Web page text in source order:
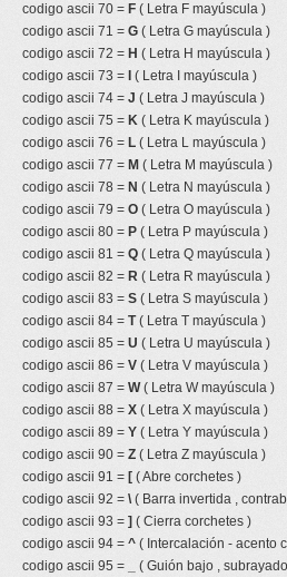
codigo ascii 70 = F ( Letra F mayúscula )
codigo ascii 71 = G ( Letra G mayúscula )
codigo ascii 72 = H ( Letra H mayúscula )
codigo ascii 73 =
( Letra I mayúscula )
codigo ascii 74 = J ( Letra J mayúscula )
codigo ascii 75 = K ( Letra K mayúscula )
codigo ascii 76 = L ( Letra L mayúscula )
codigo ascii 77 = M ( Letra M mayúscula )
codigo ascii 78 = N ( Letra N mayúscula )
codigo ascii 79 = O ( Letra O mayúscula )
codigo ascii 80 = P ( Letra P mayúscula )
codigo ascii 81 = Q ( Letra Q mayúscula )
codigo ascii 82 = R ( Letra R mayúscula )
codigo ascii 83 = S ( Letra S mayúscula )
codigo ascii 84 = T( Letra T mayúscula )
codigo ascii 85 = U ( Letra U mayúscula )
codigo ascii 86 = V ( Letra V mayúscula )
codigo ascii 87 = W( Letra W mayúscula )
codigo ascii 88 = X ( Letra X mayúscula )
codigo ascii 89 = Y ( Letra Y mayúscula )
codigo ascii 90 = Z ( Letra Z mayúscula )
codigo ascii 91 = [ ( Abre corchetes )
codigo ascii 92 = \( Barra invertida ,
codigo ascii 93 = ] ( Cierra corchetes )
codigo ascii 94 = ^ ( Intercalación - acento
codigo ascii 95 =
( Guión bajo ,